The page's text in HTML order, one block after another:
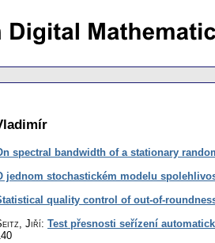
spectral bandwidth of a stationary
jednom stochastickém modelu
quality control of out-of-
Jiří: Test přesnosti seřízení